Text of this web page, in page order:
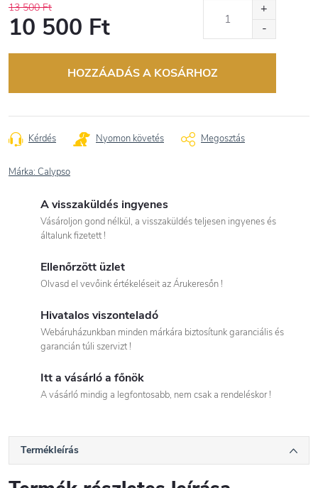
13 500 Ft
10 500 Ft
HOZZÁADÁS A KOSÁRHOZ
Kérdés Nyomon követés Megosztás
Márka: Calypso
A visszaküldés ingyenes
Vásároljon gond nélkül, a visszaküldés teljesen ingyenes és
általunk fizetett !
Ellenőrzött üzlet
Olvasd el vevőink értékeléseit az Árukeresőn !
Hivatalos viszonteladó
Webáruházunkban minden márkára biztosítunk garanciális és
garancián túli szervizt !
Itt a vásárló a főnök
A vásárló mindig a legfontosabb, nem csak a rendeléskor !
Termékleírás